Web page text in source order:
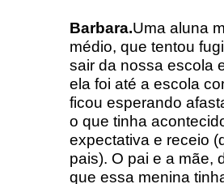
Barbara.Uma aluna
médio, que tentou
sair da nossa escola
ela foi até a escola
ficou esperando
o que tinha
expectativa e receio
pais). O pai e a mãe,
que essa menina